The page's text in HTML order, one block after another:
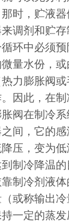
时，贮液
调剂和贮存
环中必须
量水份，
力膨胀阀
因此，在
阀在制冷
间，它的
压，变为
制冷降温的
制冷剂液
或称输出
一定的蒸发